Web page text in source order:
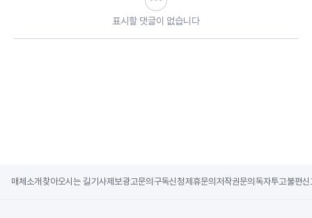
표시할 댓글이 없습니다
매체소개 찾아오시는 길기사제보광고문의 구독신청제휴문의 저작권문의 독자투고불편신